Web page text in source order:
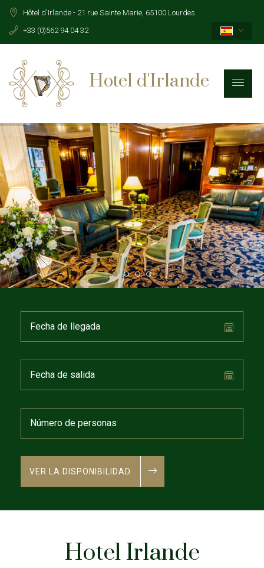
Pasar al contenido principal
Hôtel d'Irlande - 21 rue Sainte Marie, 65100 Lourdes
+33 (0)562 94 04 32
Hotel d'Irlande
VER LA DISPONIBILIDAD
Hotel Irlande